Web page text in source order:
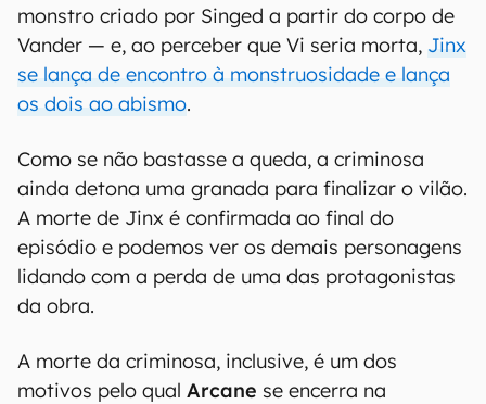
monstro criado por Singed a partir do corpo de
Vander — e, ao perceber que Vi seria morta, Jinx
se lança de encontro à monstruosidade e lança
os dois ao abismo.
Como se não bastasse a queda, a criminosa
ainda detona uma granada para finalizar o vilão.
A morte de Jinx é confirmada ao final do
episódio e podemos ver os demais personagens
lidando com a perda de uma das protagonistas
da obra.
A morte da criminosa, inclusive, é um dos
motivos pelo qual Arcane se encerra na